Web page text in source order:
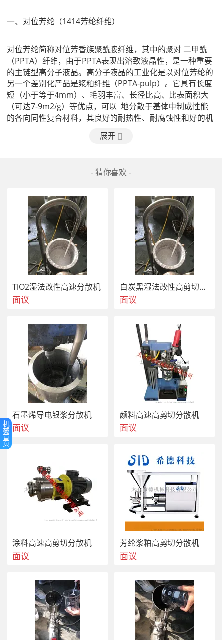
一、 对位芳纶（1414芳纶纤维）
对位芳纶简称对位芳香族聚酰胺纤维，其中的聚对 二甲酰
（PPTA）纤维，由于PPTA表现出溶致液晶性，是一种重要
的主链型高分子液晶。高分子液晶的工业化是以对位芳纶的
另一个差别化产品是浆粕纤维（PPTA-pulp）。它具有长度
短（小于等于4mm）、毛羽丰富、长径比高、比表面积大
（可达7-9m2/g）等优点，可以  地分散于基体中制成性能
的各向同性复合材料，其良好的耐热性、耐腐蚀性和好的机
某些国家浆粕的应用高达芳纶用量的96％。
对位芳纶的性能特点
位芳纶突出的性能是其高强度、高模量和出色的耐热性。同
时，它还具有适当的韧性可供纺织加工。标准PPTA芳纶的
重量比拉伸强度是钢丝的6倍，玻纤的3倍，高强尼龙工业丝
的2倍；其拉伸模量是钢丝的3倍，玻纤的2倍，高强尼龙工
业丝的10倍；在200℃下经历100hr，仍能保持原强度的
75%，在160℃下经历500hr，仍能保持原强度的95%。据
此，对位芳纶大多被用作轻质、耐热的纺织结构材料或复合
结构增强材料。对位芳纶性能的缺点是压缩强度和压缩模量
较低、耐潮湿和耐紫外辐射性差、表面与基体复合粘合性
差。
对位芳纶的研究与制备
由于对位芳纶两步法纺丝过程复杂，生产成本较高。由于
有腐蚀性，对设备的要求很高，且残存的浓  会使纤维在纺
丝过程中导致聚合物的降解，这就限制了纤维的强度和模
量。为缩短流程、简化工艺，因此，人们探索出由聚合物原
液直接纺丝制纤维的新工艺。
某家公司制备的羽绒状短纤维用的直接成纤的工艺方法，
由于分子链的刚性，有溶致液晶性，在溶液中剪切力的作用
下急易形成各向异形态织构。太仓希德高剪切芳纶纤维沉析
机具有高强力的剪切力，将高模量液晶态的原液与溶剂迅速
进入腔体内混合分散剪切，并调节转速至工作转速，同时打
开两处计量泵，开始进行纤维化反应，后经硬化的纤维经过
分散盘时被细化至浆粕要求的尺寸大小得到高性能的芳纶纤
维浆粕。设备上比目前常用的齿轮泵进行挤出拉伸、成丝、
再从  的凝固液中凝固成形要好很多，无论是从效率还是高
模量的对比都是比较有优势的。
未来芳纶纤维研究重点集中与以下方面
（1）沉析纤维在高速剪切凝固浴中形成，因此稳定剪切速
率是制备尺寸和性能稳定良好沉析纤维的主要因素，故可对
产生高速剪切的设备进行优化设计；
展开
- 猜你喜欢 -
TiO2湿法改性高速分散机
面议
白炭黑湿法改性高剪切分散机
面议
石墨烯导电银浆分散机
面议
颜料高速高剪切分散机
面议
涂料高速高剪切分散机
面议
芳纶浆粕高剪切分散机
面议
机
械
首
页